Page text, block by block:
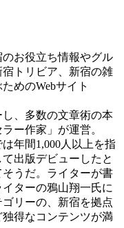
お役立ち情報やグル
トリビア、新宿の雑
めのWebサイト
、多数の文章術の本
ー作家」が運営。
年間1,000人以上を指
出版デビューしたと
うだ。ライターが書
ターの鴉山翔一氏に
リーの、新宿を拠点
得なコンテンツが満